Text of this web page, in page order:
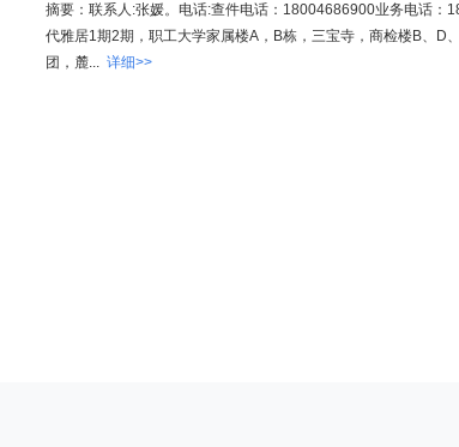
摘要：联系人:张媛。电话:查件电话：18004686900业务电话：
代雅居1期2期，职工大学家属楼A，B栋，三宝寺，商检楼B、D
团，麓... 详细>>